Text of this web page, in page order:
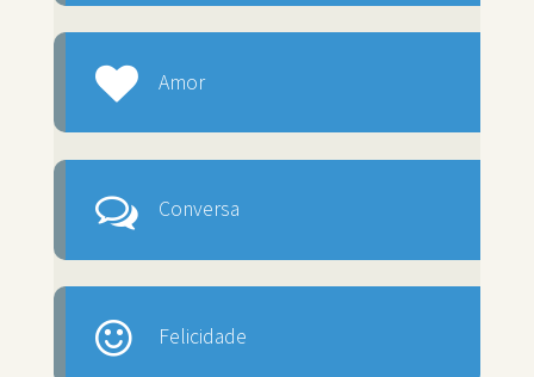
Amor
Conversa
Felicidade